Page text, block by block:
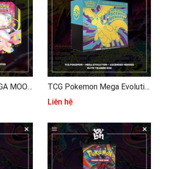
POKÉMON TCG MEGA MOONLIT TIN
TCG Pokemon Mega Evolution Ascended Heroes Elite Trainer Box ME2.5
Liên hệ